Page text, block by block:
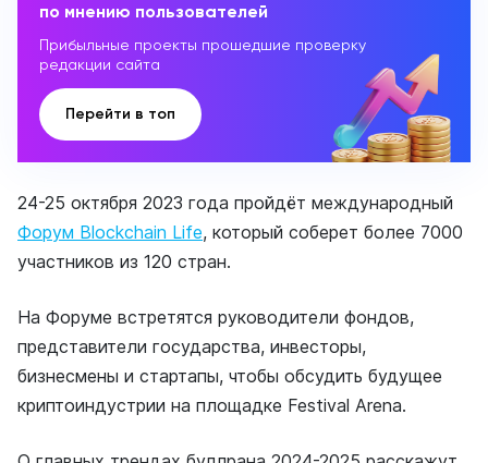
по мнению пользователей
Прибыльные проекты прошедшие проверку
редакции сайта
Перейти в топ
24-25 октября 2023 года пройдёт международный
Форум Blockchain Life, который соберет более 7000
участников из 120 стран.
На Форуме встретятся руководители фондов,
представители государства, инвесторы,
бизнесмены и стартапы, чтобы обсудить будущее
криптоиндустрии на площадке Festival Arena.